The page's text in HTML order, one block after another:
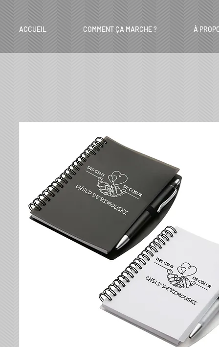
ACCUEIL COMMENT ÇA MARCHE ? À